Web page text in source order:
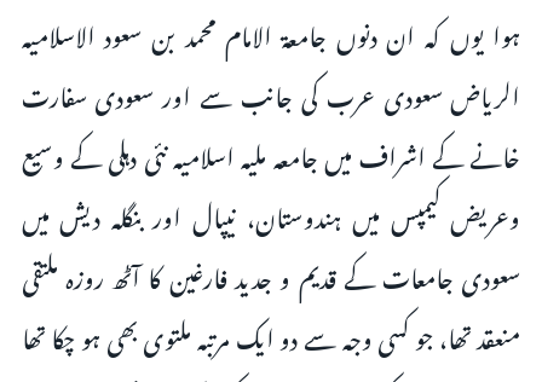
ہوا یوں کہ ان دنوں جامعۃ الامام محمد بن سعود الاسلامیہ
الریاض سعودی عرب کی جانب سے اور سعودی سفارت
خانے کے اشراف میں جامعہ ملیہ اسلامیہ نئی دہلی کے وسیع
وعریض کیمپس میں ہندوستان، نیپال اور بنگلہ دیش میں
سعودی جامعات کے قدیم و جدید فارغین کا آٹھ روزہ ملتقی
منعقد تھا، جو کسی وجہ سے دو ایک مرتبہ ملتوی بھی ہو چکا تھا